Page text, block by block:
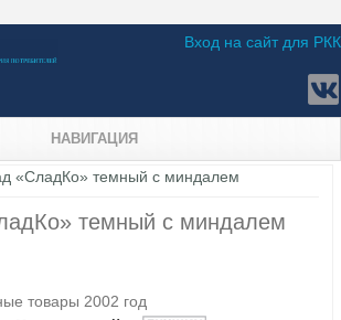
Вход на сайт для РКК
НАВИГАЦИЯ
«СладКо» темный с миндалем
темный с миндалем
товары 2002 год